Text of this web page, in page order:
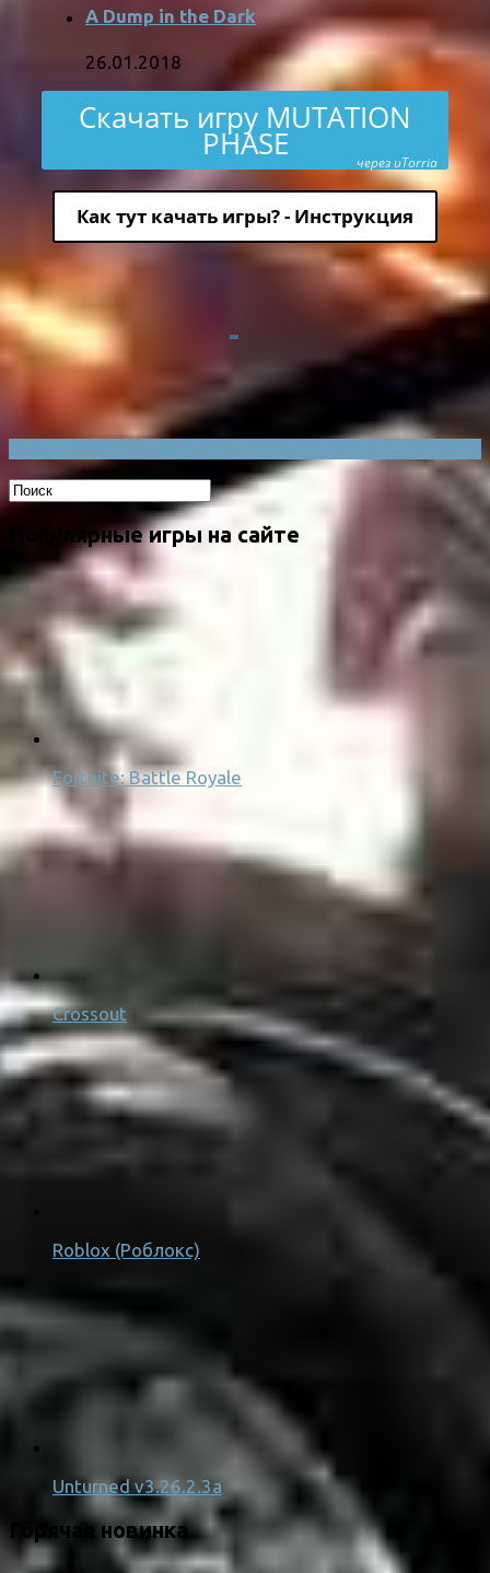
A Dump in the Dark
26.01.2018
Скачать игру MUTATION
PHASE через uTorria
Как тут качать игры? - Инструкция
Популярные игры на сайте
Fortnite: Battle Royale
Crossout
Roblox (Роблокс)
Unturned v3.26.2.3a
Горячая новинка